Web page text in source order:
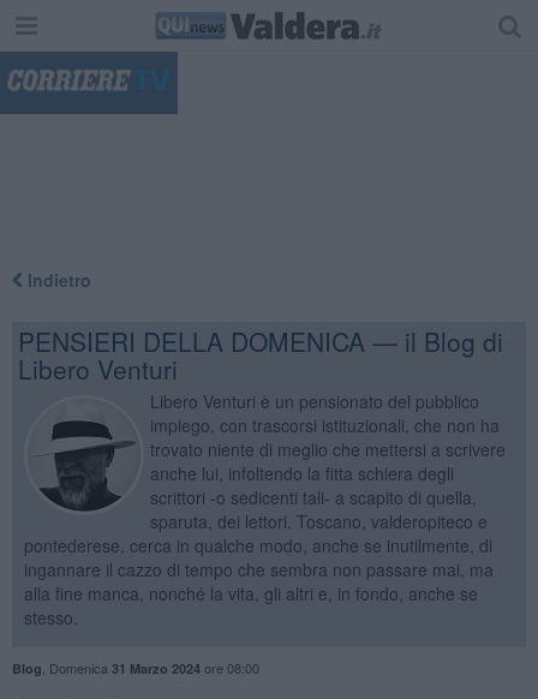
Indietro
PENSIERI DELLA DOMENICA — il Blog di
Libero Venturi
Libero Venturi è un pensionato del pubblico
impiego, con trascorsi istituzionali, che non ha
trovato niente di meglio che mettersi a scrivere
anche lui, infoltendo la fitta schiera degli
scrittori -o sedicenti tali- a scapito di quella,
sparuta, dei lettori. Toscano, valderopiteco e
pontederese, cerca in qualche modo, anche se inutilmente, di
ingannare il cazzo di tempo che sembra non passare mai, ma
alla fine manca, nonché la vita, gli altri e, in fondo, anche se
stesso.
Blog Domenica 31 Marzo 2024ore 08:00